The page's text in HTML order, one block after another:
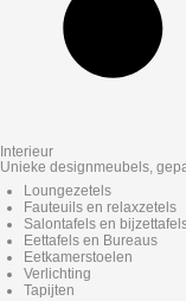
Interieur
Unieke designmeubels,
Loungezetels
Fauteuils en relaxzetels
Salontafels en
Eettafels en Bureaus
Eetkamerstoelen
Verlichting
Tapijten